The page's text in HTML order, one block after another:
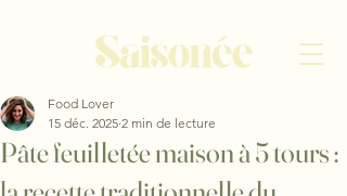
Pâte feuilletée maison à 5 tours :
Food Lover
15 déc. 2025 2 min de lecture